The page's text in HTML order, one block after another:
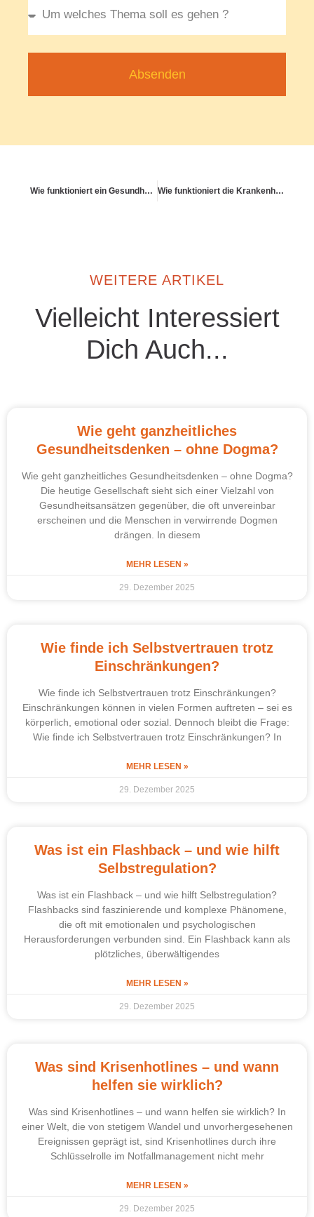
Absenden
Wie funktioniert ein Gesundheitsbonus im Job? Wie funktioniert die Krankenhauswahlfreiheit?
WEITERE ARTIKEL
Vielleicht Interessiert
Dich Auch...
Wie geht ganzheitliches
Gesundheitsdenken – ohne Dogma?
Wie geht ganzheitliches Gesundheitsdenken – ohne Dogma?
Die heutige Gesellschaft sieht sich einer Vielzahl von
Gesundheitsansätzen gegenüber, die oft unvereinbar
erscheinen und die Menschen in verwirrende Dogmen
drängen. In diesem
MEHR LESEN »
29. Dezember 2025
Wie finde ich Selbstvertrauen trotz
Einschränkungen?
Wie finde ich Selbstvertrauen trotz Einschränkungen?
Einschränkungen können in vielen Formen auftreten – sei es
körperlich, emotional oder sozial. Dennoch bleibt die Frage:
Wie finde ich Selbstvertrauen trotz Einschränkungen? In
MEHR LESEN »
29. Dezember 2025
Was ist ein Flashback – und wie hilft
Selbstregulation?
Was ist ein Flashback – und wie hilft Selbstregulation?
Flashbacks sind faszinierende und komplexe Phänomene,
die oft mit emotionalen und psychologischen
Herausforderungen verbunden sind. Ein Flashback kann als
plötzliches, überwältigendes
MEHR LESEN »
29. Dezember 2025
Was sind Krisenhotlines – und wann
helfen sie wirklich?
Was sind Krisenhotlines – und wann helfen sie wirklich? In
einer Welt, die von stetigem Wandel und unvorhergesehenen
Ereignissen geprägt ist, sind Krisenhotlines durch ihre
Schlüsselrolle im Notfallmanagement nicht mehr
MEHR LESEN »
29. Dezember 2025